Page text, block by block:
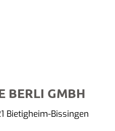
BERLI GMBH
Bietigheim-Bissingen